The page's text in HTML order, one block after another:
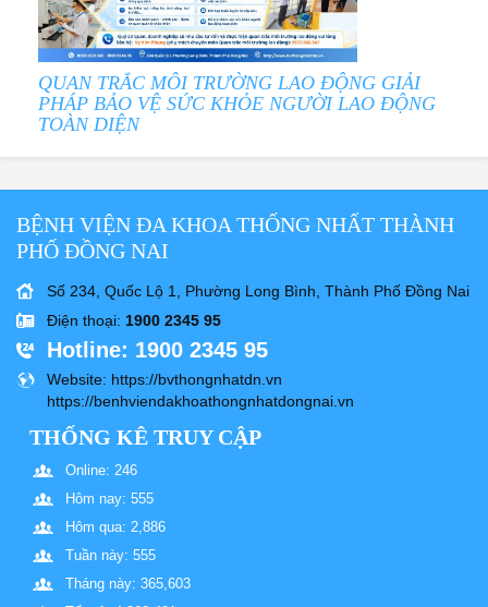
QUAN TRẮC MÔI TRƯỜNG LAO ĐỘNG GIẢI
PHÁP BẢO VỆ SỨC KHỎE NGƯỜI LAO ĐỘNG
TOÀN DIỆN
BỆNH VIỆN ĐA KHOA THỐNG NHẤT THÀNH
PHỐ ĐỒNG NAI
Số 234, Quốc Lộ 1, Phường Long Bình, Thành Phố Đồng Nai
Điện thoại: 1900 2345 95
Hotline: 1900 2345 95
Website: https://bvthongnhatdn.vn
https://benhviendakhoathongnhatdongnai.vn
THỐNG KÊ TRUY CẬP
Online: 246
Hôm nay: 555
Hôm qua: 2,886
Tuần này: 555
Tháng này: 365,603